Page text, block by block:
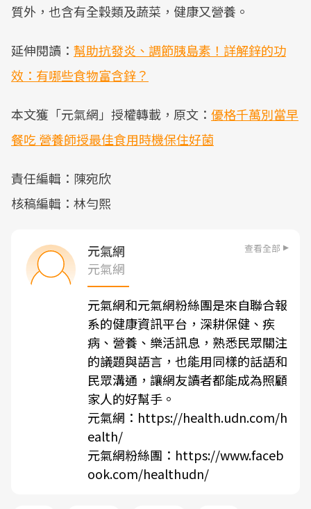
質外，也含有全穀類及蔬菜，健康又營養。
延伸閱讀： 幫助抗發炎、調節胰島素！詳解鋅的功
效：有哪些食物富含鋅？
本文獲「元氣網」授權轉載，原文： 優格千萬別當早
餐吃 營養師授最佳食用時機保住好菌
責任編輯：陳宛欣
核稿編輯：林勻熙
元氣網 查看全部
元氣網
元氣網和元氣網粉絲團是來自聯合報
系的健康資訊平台，深耕保健、疾
病、營養、樂活訊息，熟悉民眾關注
的議題與語言，也能用同樣的話語和
民眾溝通，讓網友讀者都能成為照顧
家人的好幫手。
元氣網： https://health.udn.com/h
ealth/
元氣網粉絲團： https://www.faceb
ook.com/healthudn/